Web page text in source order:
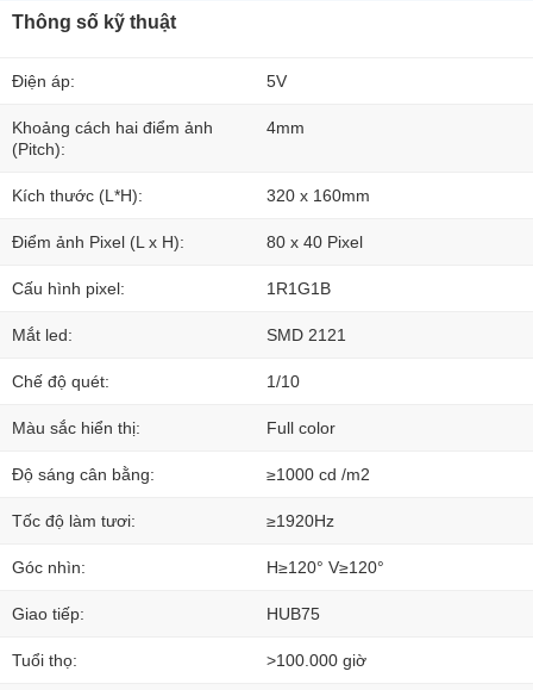
Thông số kỹ thuật
Điện áp: 5V
Khoảng cách hai điểm ảnh
(Pitch):
4mm
Kích thước (L*H): 320 x 160mm
Điểm ảnh Pixel (L x H): 80 x 40 Pixel
Cấu hình pixel: 1R1G1B
Mắt led: SMD 2121
Chế độ quét: 1/10
Màu sắc hiển thị: Full color
Độ sáng cân bằng: ≥1000 cd /m2
Tốc độ làm tươi: ≥1920Hz
Góc nhìn: H≥120° V≥120°
Giao tiếp: HUB75
Tuổi thọ: >100.000 giờ